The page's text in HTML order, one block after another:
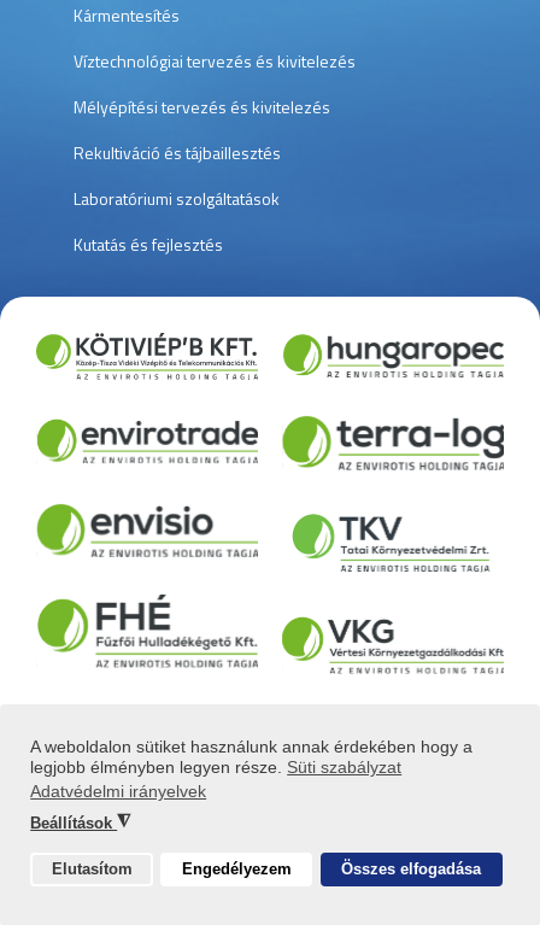
A weboldalon sütiket használunk annak érdekében hogy a
legjobb élményben legyen része.
Süti szabályzat
Adatvédelmi irányelvek
Beállítások ◮
Elutasítom Engedélyezem Összes elfogadása
Kármentesítés
Víztechnológiai tervezés és kivitelezés
Mélyépítési tervezés és kivitelezés
Rekultiváció és tájbaillesztés
Laboratóriumi szolgáltatások
Kutatás és fejlesztés
© MINDEN JOG FENNTARTVA! 2025.
IDEASTYLE